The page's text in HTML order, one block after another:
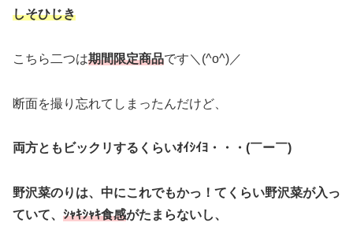
しそひじき
こちら二つは期間限定商品です＼(^o^)／
断面を撮り忘れてしまったんだけど、
両方ともビックリするくらいｵｲｼｲﾖ・・・(￣ー￣)
野沢菜のりは、中にこれでもかっ！てくらい野沢菜が入っ
ていて、 ｼｬｷｼｬｷ食感がたまらないし、